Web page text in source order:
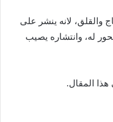
والقلق، لانه ينشر على
جحور له، وانتشاره يصيب
المقال.